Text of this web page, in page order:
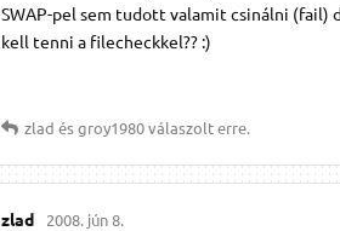
SWAP-pel sem tudott valamit csinálni (fail)
kell tenni a filecheckkel?? :)
zlad ésgroy1980válaszolt erre.
zlad 2008. jún 8.